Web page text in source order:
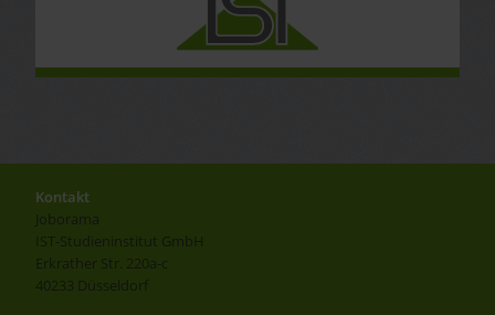
Kontakt
Joborama
IST-Studieninstitut GmbH
Erkrather Str. 220a-c
40233 Düsseldorf